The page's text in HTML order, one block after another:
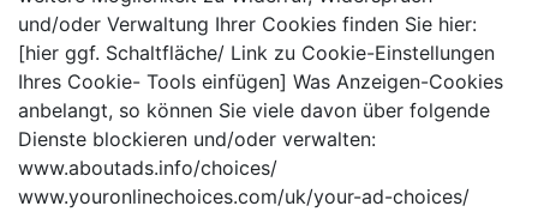
und/oder Verwaltung Ihrer Cookies finden Sie hier:
[hier ggf. Schaltfläche/ Link zu Cookie-Einstellungen
Ihres Cookie- Tools einfügen] Was Anzeigen-Cookies
anbelangt, so können Sie viele davon über folgende
Dienste blockieren und/oder verwalten:
www.aboutads.info/choices/
www.youronlinechoices.com/uk/your-ad-choices/